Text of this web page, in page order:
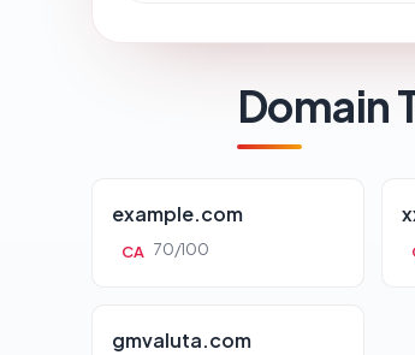
Domain
example.com
CA 70/100
gmvaluta.com